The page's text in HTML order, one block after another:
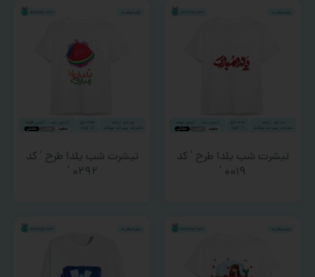
تیشرت شب یلدا طرح ‘ کد
۰۰۱۹ ‘
تیشرت شب یلدا طرح ‘ کد
۰۲۹۲ ‘